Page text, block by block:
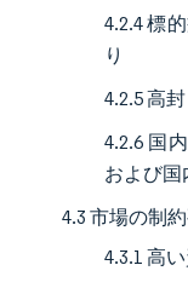
4.2.4 標
り
4.2.5 高
4.2.6 国
および国
4.3 市場の制
4.3.1 高